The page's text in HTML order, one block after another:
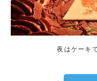
夜はケーキ